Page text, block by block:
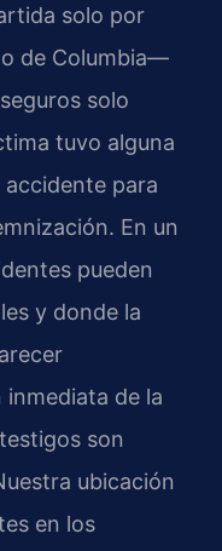
solo por
de Columbia—
solo
tuvo alguna
accidente para
En un
pueden
y donde la
de la
son
ubicación
en los